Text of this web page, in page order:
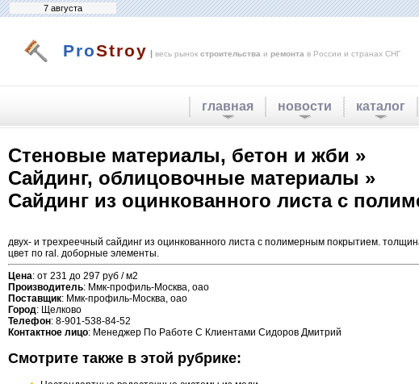
7 августа
ProStroy | весь рынок строительства и ремонта в России и странах СНГ
главная новости каталог
Стеновые материалы, бетон и жби »
Сайдинг, облицовочные материалы »
Сайдинг из оцинкованного листа с
двух- и трехреечный сайдинг из оцинкованного листа с полимерным покрытием.
цвет по ral. доборные элементы.
Цена: от 231 до 297 руб / м2
Производитель: Ммк-профиль-Москва, оао
Поставщик: Ммк-профиль-Москва, оао
Город: Щелково
Телефон: 8-901-538-84-52
Контактное лицо: Менеджер По Работе С Клиентами Сидоров Дмитрий
Смотрите также в этой рубрике: